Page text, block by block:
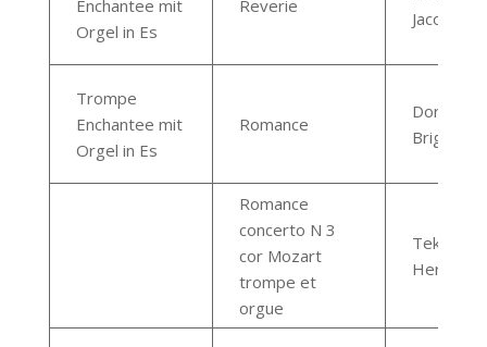
Enchantee mit
Orgel in Es
Reverie
Jacotte
Trompe
Enchantee mit
Orgel in Es
Romance
Dornez
Brigitte
Romance
concerto N 3
cor Mozart
trompe et
orgue
Teknia,
Hervé